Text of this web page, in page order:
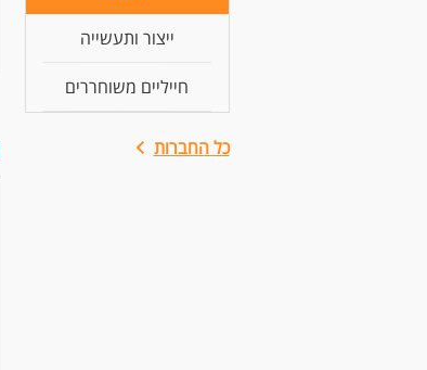
ייצור ותעשייה
חייליים משוחררים
כל החברות